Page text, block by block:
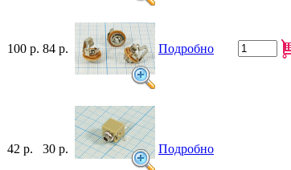
100 р. 84 р. Подробно
42 р. 30 р. Подробно